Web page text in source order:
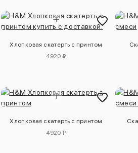
Хлопковая скатерть с принтом
4920 ₽
Хлопковая скатерть с принтом
4920 ₽